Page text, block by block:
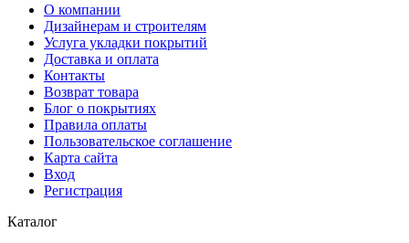
О компании
Дизайнерам и строителям
Услуга укладки покрытий
Доставка и оплата
Контакты
Возврат товара
Блог о покрытиях
Правила оплаты
Пользовательское соглашение
Карта сайта
Вход
Регистрация
Каталог